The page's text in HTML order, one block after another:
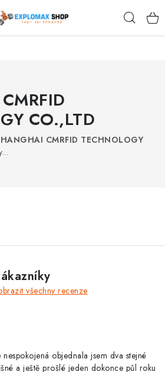
Obchodní podmínky
údajů
CO.,LTD
CMRFID TECHNOLOGY
všechny recenze
objednala jsem dva stejné
a ještě prošlé jeden dokonce půl roku